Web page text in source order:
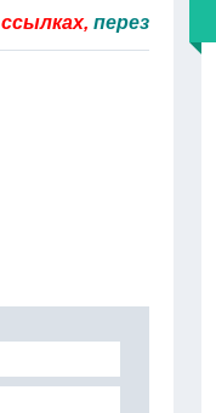
перезальём быстро.